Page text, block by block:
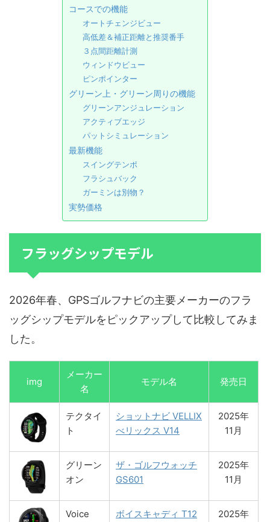
コースでの機能
オートチェンジビュー
高低差＆補正距離と推奨番手
３点間距離計測
ウィンドウビュー
ピンポインター
グリーン上・グリーン周りの機能
グリーンアンジュレーション
アクティブエッジ
パットシミュレーション
最新機能
スイングテンポ
フラシュバック
ガーミンは別物？
実勢価格
フラッグシップモデル
2026年春、GPSゴルフナビの主要メーカーのフラ
ッグシップモデルをピックアップして比較してみま
した。
img
メーカー
名
モデル名 発売日
テクタイ
ト
ショットナビ VELLIX
べリックス V14
2025年
11月
グリーン
オン
ザ・ゴルフウォッチ
GS601
2025年
11月
Voice
ボイスキャディ T12
2025年